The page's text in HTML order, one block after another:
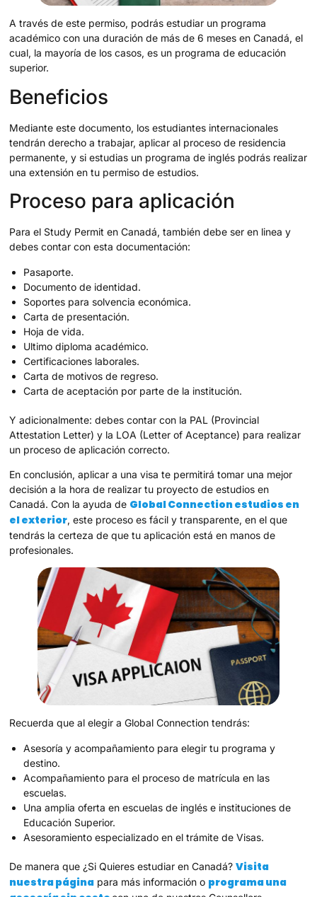
A través de este permiso, podrás estudiar un programa
académico con una duración de más de 6 meses en Canadá, el
cual, la mayoría de los casos, es un programa de educación
superior.
Beneficios
Mediante este documento, los estudiantes internacionales
tendrán derecho a trabajar, aplicar al proceso de residencia
permanente, y si estudias un programa de inglés podrás realizar
una extensión en tu permiso de estudios.
Proceso para aplicación
Para el Study Permit en Canadá, también debe ser en linea y
debes contar con esta documentación:
Pasaporte.
Documento de identidad.
Soportes para solvencia económica.
Carta de presentación.
Hoja de vida.
Ultimo diploma académico.
Certificaciones laborales.
Carta de motivos de regreso.
Carta de aceptación por parte de la institución.
Y adicionalmente: debes contar con la PAL (Provincial
Attestation Letter) y la LOA (Letter of Aceptance) para realizar
un proceso de aplicación correcto.
En conclusión, aplicar a una visa te permitirá tomar una mejor
decisión a la hora de realizar tu proyecto de estudios en
Canadá. Con la ayuda de Global Connection estudios en
el exterior, este proceso es fácil y transparente, en el que
tendrás la certeza de que tu aplicación está en manos de
profesionales.
Recuerda que al elegir a Global Connection tendrás:
Asesoría y acompañamiento para elegir tu programa y
destino.
Acompañamiento para el proceso de matrícula en las
escuelas.
Una amplia oferta en escuelas de inglés e instituciones de
Educación Superior.
Asesoramiento especializado en el trámite de Visas.
De manera que ¿Si Quieres estudiar en Canadá?Visita
nuestra página para más información o programa una